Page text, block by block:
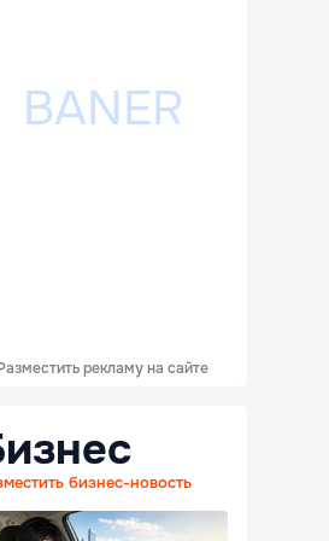
рекламу на сайте
бизнес-новость